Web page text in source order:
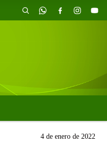
4 de enero de 2022